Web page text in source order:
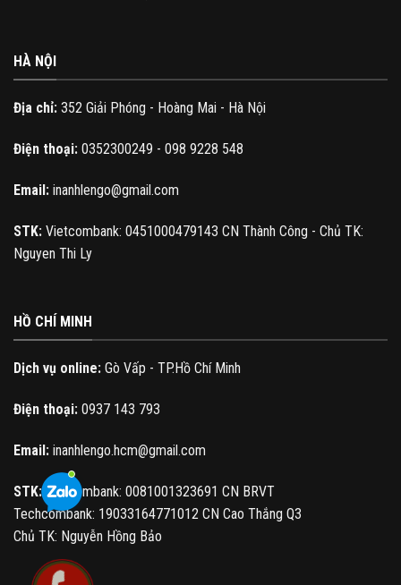
HÀ NỘI
Địa chỉ: 352 Giải Phóng - Hoàng Mai - Hà Nội
Điện thoại: 0352300249 - 098 9228 548
Email: inanhlengo@gmail.com
STK: Vietcombank: 0451000479143 CN Thành Công - Chủ TK:
Nguyen Thi Ly
HỒ CHÍ MINH
Dịch vụ online: Gò Vấp - TP.Hồ Chí Minh
Điện thoại: 0937 143 793
Email: inanhlengo.hcm@gmail.com
STK:Vietcombank: 0081001323691 CN BRVT
Techcombank: 19033164771012 CN Cao Thắng Q3
Chủ TK: Nguyễn Hồng Bảo